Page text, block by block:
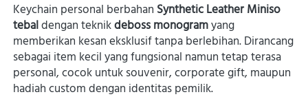
Keychain personal berbahan Synthetic Leather Miniso
tebal dengan teknik deboss monogram yang
memberikan kesan eksklusif tanpa berlebihan. Dirancang
sebagai item kecil yang fungsional namun tetap terasa
personal, cocok untuk souvenir, corporate gift, maupun
hadiah custom dengan identitas pemilik.